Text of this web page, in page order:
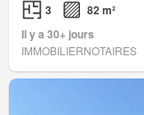
3
82 m²
Il y a 30+ jours
IMMOBILIERNOTAIRES